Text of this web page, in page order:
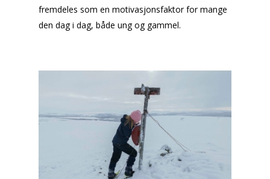
fremdeles som en motivasjonsfaktor for mange
den dag i dag, både ung og gammel.